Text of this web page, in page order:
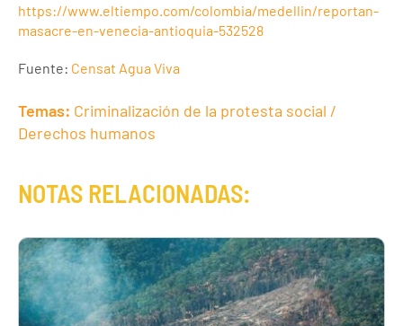
https://www.eltiempo.com/colombia/medellin/reportan-
masacre-en-venecia-antioquia-532528
Fuente: Censat Agua Viva
Temas: Criminalización de la protesta social /
Derechos humanos
NOTAS RELACIONADAS: